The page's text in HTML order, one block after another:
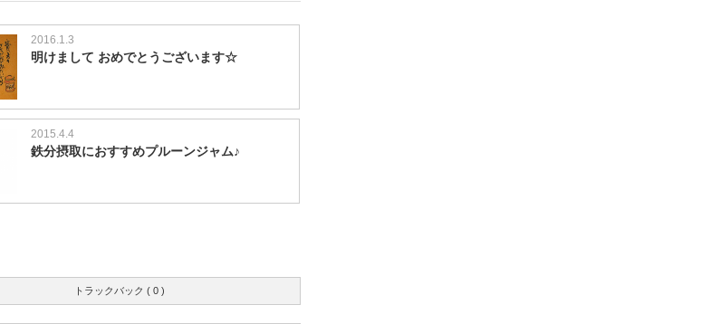
2016.1.3
明けまして おめでとうございます☆
2015.4.4
鉄分摂取におすすめプルーンジャム♪
トラックバック ( 0 )